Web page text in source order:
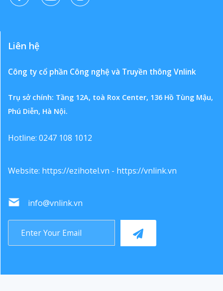
Liên hệ
Công ty cổ phần Công nghệ và Truyền thông Vnlink
Trụ sở chính: Tầng 12A, toà Rox Center, 136 Hồ Tùng Mậu,
Phú Diễn, Hà Nội.
Hotline: 0247 108 1012
Website: https://ezihotel.vn - https://vnlink.vn
info@vnlink.vn